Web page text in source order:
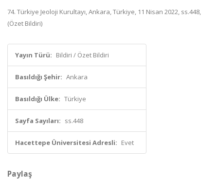
74. Türkiye Jeoloji Kurultayı, Ankara, Türkiye, 11 Nisan 2022, ss.448,
(Özet Bildiri)
Yayın Türü: Bildiri / Özet Bildiri
Basıldığı Şehir: Ankara
Basıldığı Ülke: Türkiye
Sayfa Sayıları: ss.448
Hacettepe Üniversitesi Adresli: Evet
Paylaş